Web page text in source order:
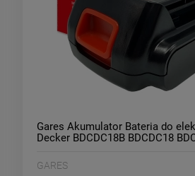
Gares Akumulator Bateria do
Decker BDCDC18B BDCDC18
GARES